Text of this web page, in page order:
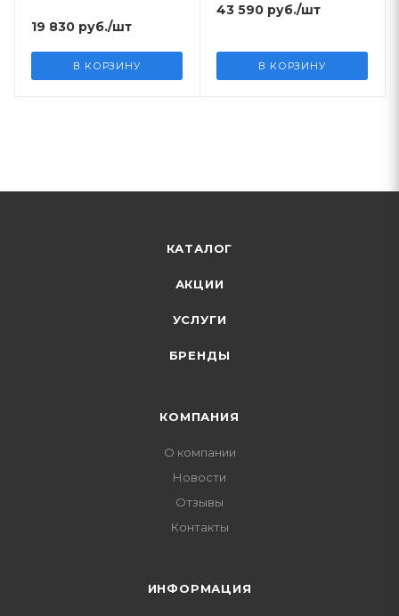
19 830 руб./шт
В КОРЗИНУ
43 590 руб./шт
В КОРЗИНУ
КАТАЛОГ
АКЦИИ
УСЛУГИ
БРЕНДЫ
КОМПАНИЯ
О компании
Новости
Отзывы
Контакты
ИНФОРМАЦИЯ